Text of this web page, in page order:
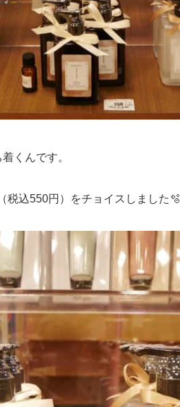
くんです。
税込550円）をチョイスしました🫧